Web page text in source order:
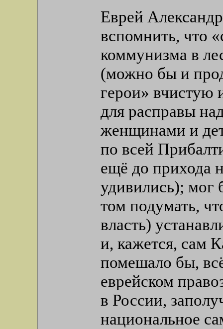
Еврей
вспомнить, что
коммунизма в
(можно бы и
герои» вчистую
для расправы
женщинами и
по всей
ещё до прихода
удивились); мог
том подумать,
власть)
и, кажется, сам
помешало бы,
еврейском
в России,
национальное